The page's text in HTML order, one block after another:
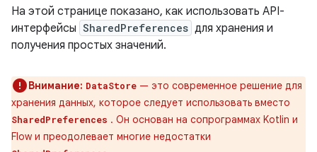
На этой странице показано, как использовать API-
интерфейсы SharedPreferences для хранения и
получения простых значений.
Внимание: DataStore — это современное решение для
хранения данных, которое следует использовать вместо
SharedPreferences . Он основан на сопрограммах Kotlin и
Flow и преодолевает многие недостатки